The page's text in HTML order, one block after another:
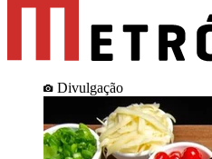
Divulgação